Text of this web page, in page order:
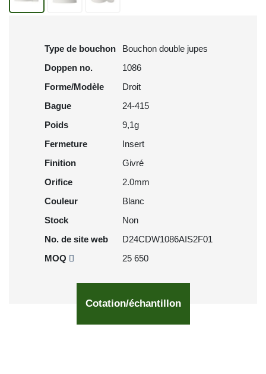
Type de bouchon
Bouchon double jupes
Doppen no.
1086
Forme/Modèle
Droit
Bague
24-415
Poids
9,1g
Fermeture
Insert
Finition
Givré
Orifice
2.0mm
Couleur
Blanc
Stock
Non
No. de site web
D24CDW1086AIS2F01
MOQ
25 650
Cotation/échantillon